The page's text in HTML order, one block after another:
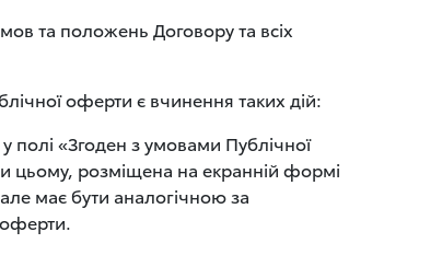
та положень Договору та всіх
оферти є вчинення таких дій:
полі «Згоден з умовами Публічної
цьому, розміщена на екранній формі
має бути аналогічною за
оферти.